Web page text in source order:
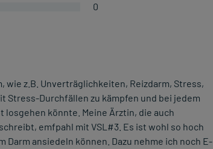
0
wie z.B. Unverträglichkeiten, Reizdarm, Stress,
Stress-Durchfällen zu kämpfen und bei jedem
losgehen könnte. Meine Ärztin, die auch
emfpahl mit VSL#3. Es ist wohl so hoch
ansiedeln können. Dazu nehme ich noch E-